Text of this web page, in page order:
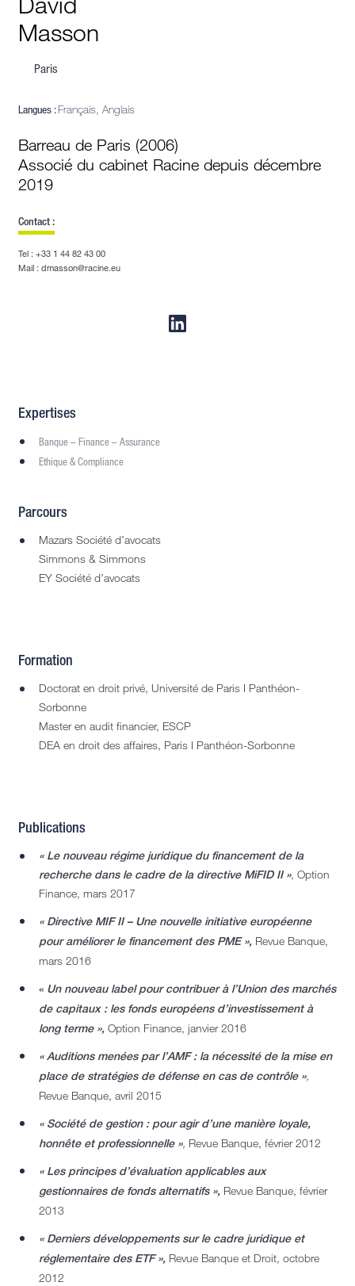
Masson
Paris
Langues :Français, Anglais
Barreau de Paris (2006)
Associé du cabinet Racine depuis décembre
2019
Contact :
Tel : +33 1 44 82 43 00
Mail : dmasson@racine.eu
Expertises
Banque – Finance – Assurance
Ethique & Compliance
Parcours
Mazars Société d’avocats
Simmons & Simmons
EY Société d’avocats
Formation
Doctorat en droit privé, Université de Paris I Panthéon-
Sorbonne
Master en audit financier, ESCP
DEA en droit des affaires, Paris I Panthéon-Sorbonne
Publications
« Le nouveau régime juridique du financement de la
recherche dans le cadre de la directive MiFID II », Option
Finance, mars 2017
« Directive MIF II – Une nouvelle initiative européenne
pour améliorer le financement des PME », Revue Banque,
mars 2016
« Un nouveau label pour contribuer à l’Union des marchés
de capitaux : les fonds européens d’investissement à
long terme », Option Finance, janvier 2016
« Auditions menées par l’AMF : la nécessité de la mise en
place de stratégies de défense en cas de contrôle »,
Revue Banque, avril 2015
« Société de gestion : pour agir d’une manière loyale,
honnête et professionnelle », Revue Banque, février 2012
« Les principes d’évaluation applicables aux
gestionnaires de fonds alternatifs », Revue Banque, février
2013
« Derniers développements sur le cadre juridique et
réglementaire des ETF », Revue Banque et Droit, octobre
2012